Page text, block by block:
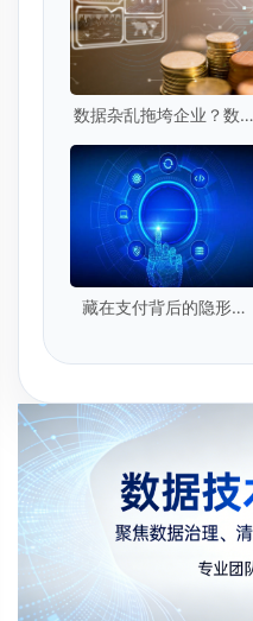
数据杂乱拖垮企业？数据
藏在支付背后的隐形卫